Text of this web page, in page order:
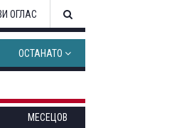
ОГЛАС
ОСТАНАТО
МЕСЕЦОВ